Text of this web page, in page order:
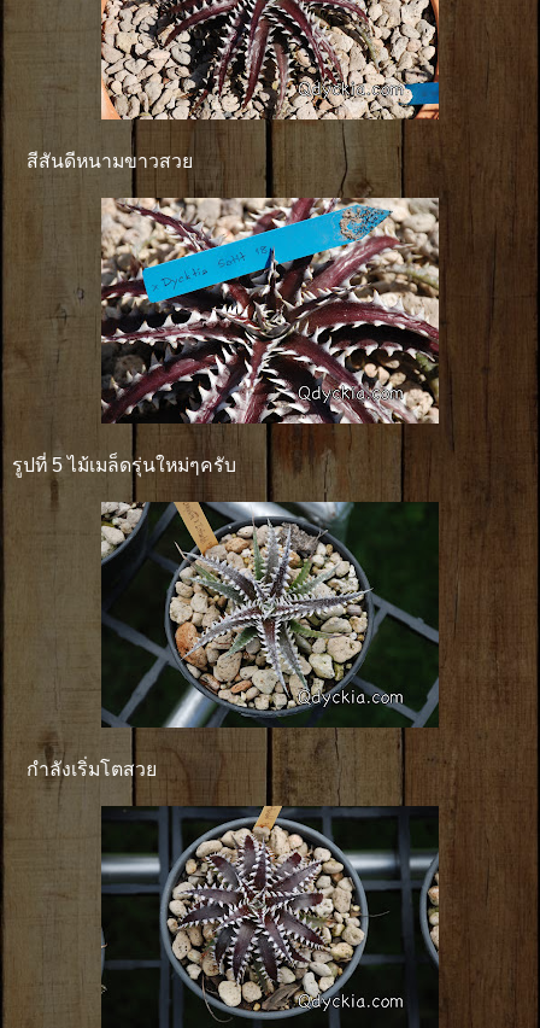
สีสันดีหนามขาวสวย
รูปที่ 5 ไม้เมล็ดรุ่นใหม่ๆครับ
กำลังเริ่มโตสวย